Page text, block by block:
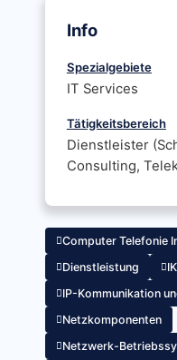
Info
Spezialgebiete
IT Services
Tätigkeitsbereich
Dienstleister
Consulting,
Computer Telefonie
Dienstleistung
IP-Kommunikation
Netzkomponenten
Netzwerk-